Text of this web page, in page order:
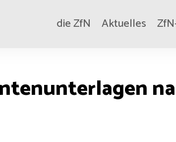
die ZfN Aktuelles